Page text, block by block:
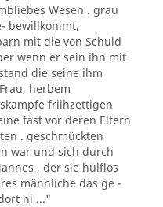
Wesen . grau
bewillkonimt,
mit die von Schuld
wenn er sein ihn mit
die seine ihm
herbem
friihzettigen
fast vor deren Eltern
. geschmückten
war und sich durch
, der sie hülflos
männliche das ge -
ni ..."